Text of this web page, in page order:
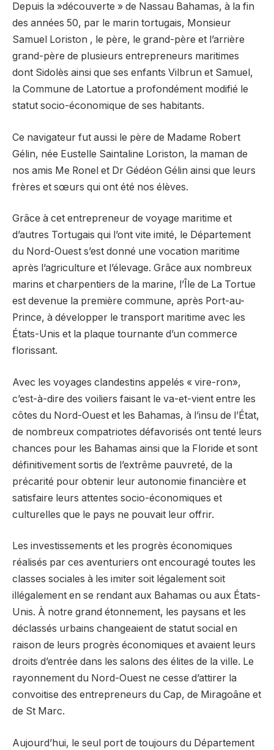
Depuis la »découverte » de Nassau Bahamas, à la fin
des années 50, par le marin tortugais, Monsieur
Samuel Loriston , le père, le grand-père et l’arrière
grand-père de plusieurs entrepreneurs maritimes
dont Sidolès ainsi que ses enfants Vilbrun et Samuel,
la Commune de Latortue a profondément modifié le
statut socio-économique de ses habitants.
Ce navigateur fut aussi le père de Madame Robert
Gélin, née Eustelle Saintaline Loriston, la maman de
nos amis Me Ronel et Dr Gédéon Gélin ainsi que leurs
frères et sœurs qui ont été nos élèves.
Grâce à cet entrepreneur de voyage maritime et
d’autres Tortugais qui l’ont vite imité, le Département
du Nord-Ouest s’est donné une vocation maritime
après l’agriculture et l’élevage. Grâce aux nombreux
marins et charpentiers de la marine, l’Île de La Tortue
est devenue la première commune, après Port-au-
Prince, à développer le transport maritime avec les
États-Unis et la plaque tournante d’un commerce
florissant.
Avec les voyages clandestins appelés « vire-ron»,
c’est-à-dire des voiliers faisant le va-et-vient entre les
côtes du Nord-Ouest et les Bahamas, à l’insu de l’État,
de nombreux compatriotes défavorisés ont tenté leurs
chances pour les Bahamas ainsi que la Floride et sont
définitivement sortis de l’extrême pauvreté, de la
précarité pour obtenir leur autonomie financière et
satisfaire leurs attentes socio-économiques et
culturelles que le pays ne pouvait leur offrir.
Les investissements et les progrès économiques
réalisés par ces aventuriers ont encouragé toutes les
classes sociales à les imiter soit légalement soit
illégalement en se rendant aux Bahamas ou aux États-
Unis. À notre grand étonnement, les paysans et les
déclassés urbains changeaient de statut social en
raison de leurs progrès économiques et avaient leurs
droits d’entrée dans les salons des élites de la ville. Le
rayonnement du Nord-Ouest ne cesse d’attirer la
convoitise des entrepreneurs du Cap, de Miragoâne et
de St Marc.
Aujourd’hui, le seul port de toujours du Département